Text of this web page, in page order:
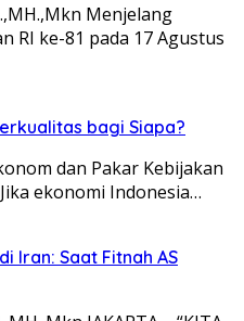
Menjelang
RI ke-81 pada 17 Agustus
bagi Siapa?
dan Pakar Kebijakan
ekonomi Indonesia…
Iran: Saat Fitnah AS